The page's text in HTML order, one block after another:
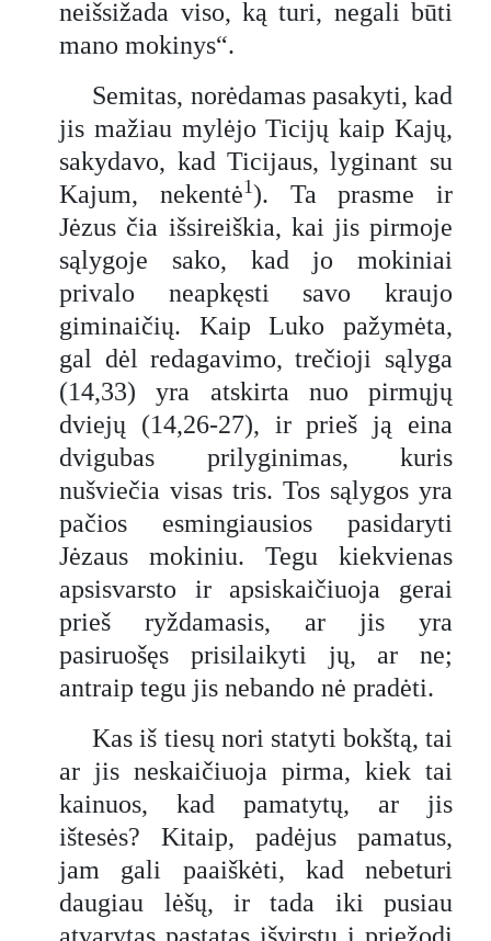
neišsižada viso, ką turi, negali būti
mano mokinys“.
Semitas, norėdamas pasakyti, kad
jis mažiau mylėjo Ticijų kaip Kajų,
sakydavo, kad Ticijaus, lyginant su
Kajum, nekentė1). Ta prasme ir
Jėzus čia išsireiškia, kai jis pirmoje
sąlygoje sako, kad jo mokiniai
privalo neapkęsti savo kraujo
giminaičių. Kaip Luko pažymėta,
gal dėl redagavimo, trečioji sąlyga
(14,33) yra atskirta nuo pirmųjų
dviejų (14,26-27), ir prieš ją eina
dvigubas prilyginimas, kuris
nušviečia visas tris. Tos sąlygos yra
pačios esmingiausios pasidaryti
Jėzaus mokiniu. Tegu kiekvienas
apsisvarsto ir apsiskaičiuoja gerai
prieš ryždamasis, ar jis yra
pasiruošęs prisilaikyti jų, ar ne;
antraip tegu jis nebando nė pradėti.
Kas iš tiesų nori statyti bokštą, tai
ar jis neskaičiuoja pirma, kiek tai
kainuos, kad pamatytų, ar jis
ištesės? Kitaip, padėjus pamatus,
jam gali paaiškėti, kad nebeturi
daugiau lėšų, ir tada iki pusiau